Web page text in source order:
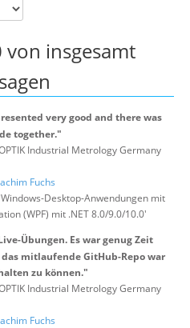
von insgesamt
very good and there was
together."
Industrial Metrology Germany
Fuchs
Desktop-Anwendungen mit
(WPF) mit .NET 8.0/9.0/10.0'
Übungen. Es war genug Zeit
mitlaufende GitHub-Repo war
zu können."
Industrial Metrology Germany
Fuchs